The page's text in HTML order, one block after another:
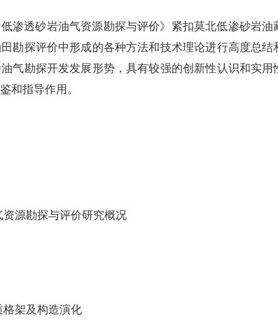
低渗透砂岩油气资源勘探与评价》紧扣莫北低渗砂岩
勘探评价中形成的各种方法和技术理论进行高度总
气勘探开发发展形势，具有较强的创新性认识和实
和指导作用。
源勘探与评价研究概况
架及构造演化